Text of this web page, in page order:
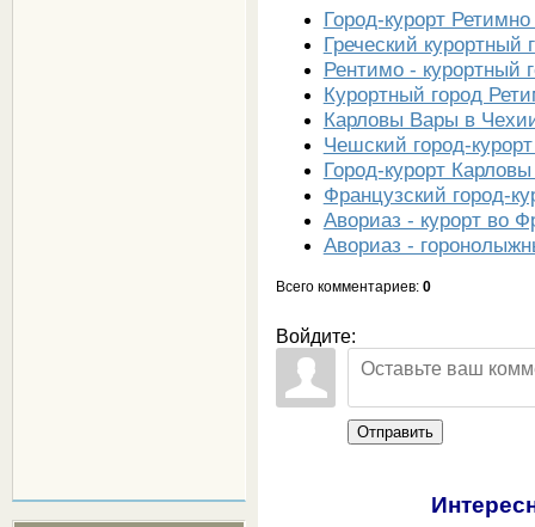
Город-курорт
Греческий курортный
Рентимо - курортный
Курортный город
Карловы Вары в
Чешский город-
Город-курорт
Французский город-
Авориаз - курорт во
Авориаз -
Всего комментариев: 0
Войдите:
Отправить